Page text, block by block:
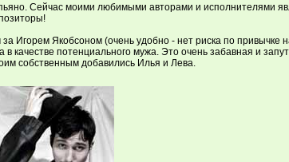
Сейчас моими любимыми авторами и исполнителями
Игорем Якобсоном (очень удобно - нет риска по привычке
качестве потенциального мужа. Это очень забавная и
собственным добавились Илья и Лева.